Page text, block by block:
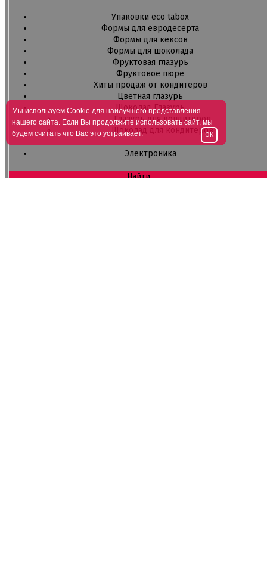
Упаковки eco tabox
Формы для евродесерта
Формы для кексов
Формы для шоколада
Фруктовая глазурь
Фруктовое пюре
Хиты продаж от кондитеров
Цветная глазурь
Шоколад Глазурь
Глазурь для кондитеров
Шоколад для кондитеров
Электроника
Найти
Мы используем Cookie для наилучшего представления
нашего сайта. Если Вы продолжите использовать сайт, мы
будем считать что Вас это устраивает.
OK